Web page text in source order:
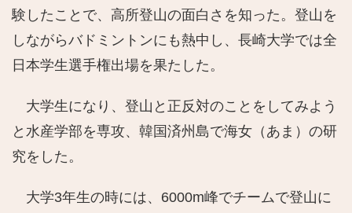
験したことで、高所登山の面白さを知った。登山を
しながらバドミントンにも熱中し、長崎大学では全
日本学生選手権出場を果たした。
大学生になり、登山と正反対のことをしてみよう
と水産学部を専攻、韓国済州島で海女（あま）の研
究をした。
大学3年生の時には、6000m峰でチームで登山に